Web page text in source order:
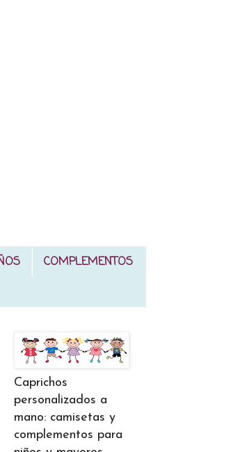
COMPLEMENTOS
Caprichos
personalizados a
mano: camisetas y
complementos para